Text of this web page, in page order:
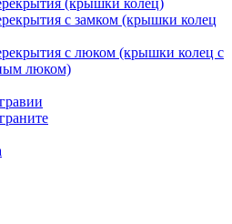
(крышки колец)
с замком (крышки колец
с люком (крышки колец с
люком)